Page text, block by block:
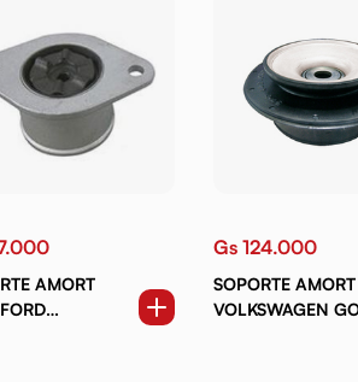
AMORT
Gs 124.000
SOPORTE
VOLKSWAGEN